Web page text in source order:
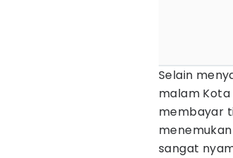
Selain
malam Kota
membayar
sangat